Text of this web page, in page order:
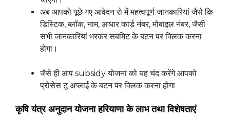
अब आपको पूछे गए आवेदन रो में महत्वपूर्ण जानकारियां जैसे कि
डिस्टिक, ब्लॉक, नाम, आधार कार्ड नंबर, मोबाइल नंबर, जैसी
सभी जानकारियां भरकर सबमिट के बटन पर क्लिक करना
होगा।
जैसे ही आप subsidy योजना को यह चंद करेंगे आपको
प्रोसेस टू अप्लाई के बटन पर क्लिक करना होगा
कृषि यंत्र अनुदान योजना हरियाणा के लाभ तथा विशेषताएं